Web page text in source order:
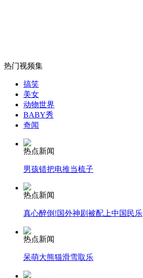
安徽一实载49人客车翻车
走！跟着总书记去植树
消防员救轻生者
司机酒驾遇交警 急速倒车逃窜
热门视频集
搞笑
美女
动物世界
BABY秀
奇闻
热点新闻
男孩错把电推当梳子
热点新闻
真心醉倒!国外神剧被配上中国民乐
热点新闻
呆萌大熊猫滑雪取乐